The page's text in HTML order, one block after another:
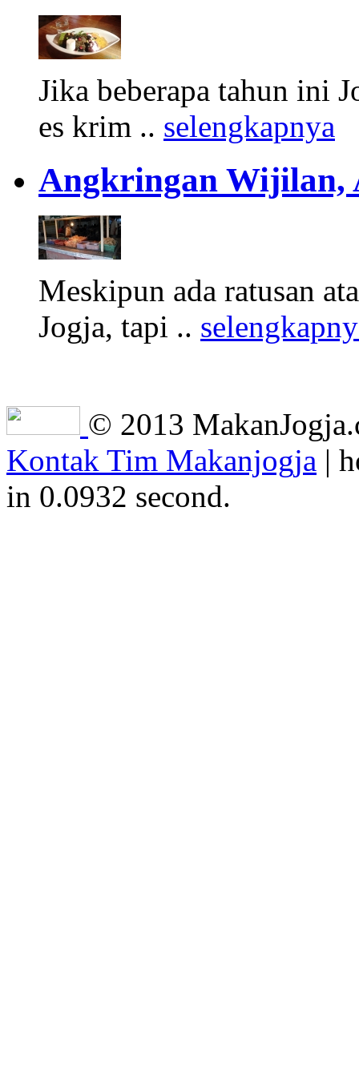
Jika beberapa tahun ini
es krim .. selengkapnya
Angkringan Wijilan,
Meskipun ada ratusan
Jogja, tapi ..
© 2013
Kontak Tim Makanjogja |
in 0.0932 second.